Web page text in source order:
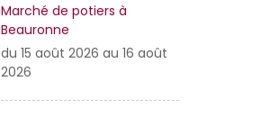
Marché de potiers à
Beauronne
du 15 août 2026 au 16 août
2026